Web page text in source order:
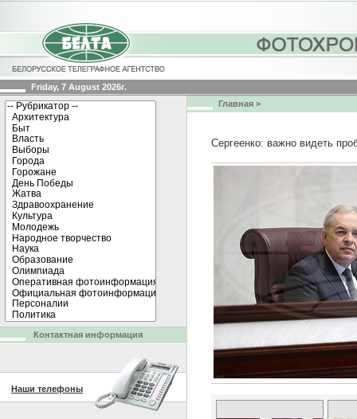
Friday, 7 August 2026г.
Главная >
Сергеенко: важно видеть
Контактная информация
Наши телефоны